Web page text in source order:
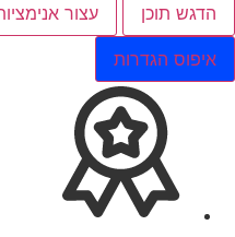
הדגש תוכן עצור
איפוס הגדרות